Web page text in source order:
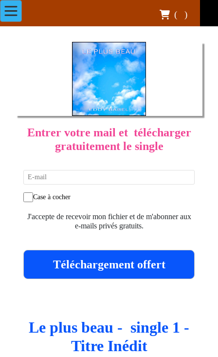
( )
Entrer votre mail et télécharger
gratuitement le single
Case à cocher
J'accepte de recevoir mon fichier et de m'abonner aux
e-mails privés gratuits.
Téléchargement offert
Le plus beau - single 1 -
Titre Inédit